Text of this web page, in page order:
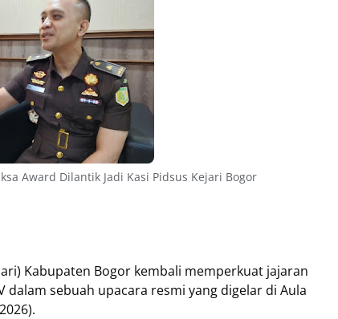
Award Dilantik Jadi Kasi Pidsus Kejari Bogor
Kabupaten Bogor kembali memperkuat jajaran
sebuah upacara resmi yang digelar di Aula